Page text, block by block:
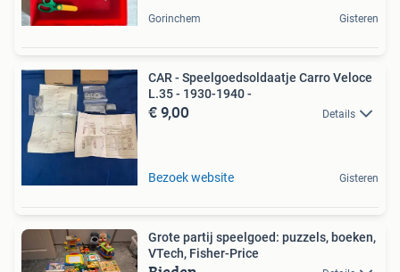
Gorinchem Gisteren
CAR - Speelgoedsoldaatje Carro Veloce
L.35 - 1930-1940 -
€ 9,00 Details
Bezoek website Gisteren
Grote partij speelgoed: puzzels, boeken,
VTech, Fisher-Price